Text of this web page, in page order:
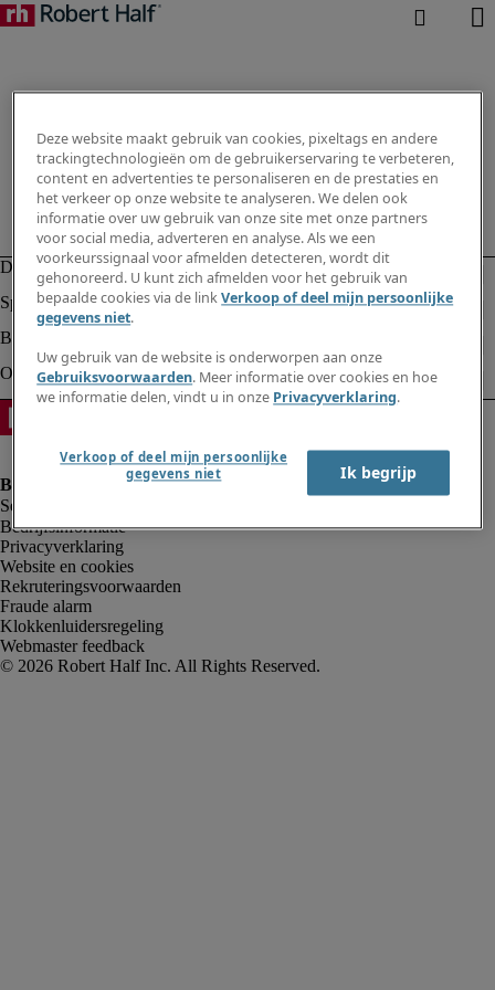
Bedrijfsinformatie
Privacyverklaring
Website en cookies
Rekruteringsvoorwaarden
Fraude alarm
Klokkenluidersregeling
Webmaster feedback
Deze website maakt gebruik van cookies, pixeltags en andere
trackingtechnologieën om de gebruikerservaring te verbeteren,
content en advertenties te personaliseren en de prestaties en
het verkeer op onze website te analyseren. We delen ook
informatie over uw gebruik van onze site met onze partners
voor social media, adverteren en analyse. Als we een
voorkeurssignaal voor afmelden detecteren, wordt dit
gehonoreerd. U kunt zich afmelden voor het gebruik van
bepaalde cookies via de linkVerkoop of deel mijn persoonlijke
gegevens niet.
Uw gebruik van de website is onderworpen aan onze
Gebruiksvoorwaarden. Meer informatie over cookies en hoe
we informatie delen, vindt u in onze Privacyverklaring.
Verkoop of deel mijn persoonlijke
gegevens niet
Ik begrijp